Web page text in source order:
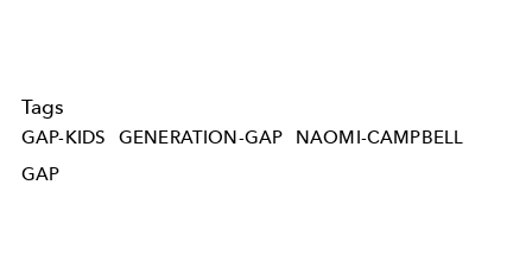
Tags
GAP-KIDS GENERATION-GAP
NAOMI-CAMPBELL
GAP